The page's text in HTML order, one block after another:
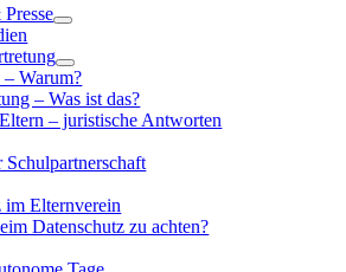
Warum?
– Was ist das?
– juristische Antworten
Schulpartnerschaft
im Elternverein
Datenschutz zu achten?